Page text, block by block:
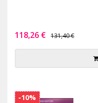
118,26 € 131,40 €
-10%